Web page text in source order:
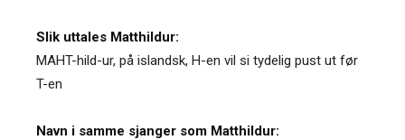
Slik uttales Matthildur:
MAHT-hild-ur, på islandsk, H-en vil si tydelig pust ut før
T-en
Navn i samme sjanger som Matthildur: